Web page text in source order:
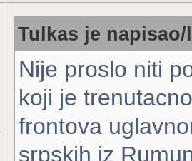
Tulkas je napisao/
Nije proslo niti
koji je
frontova
srpskih iz